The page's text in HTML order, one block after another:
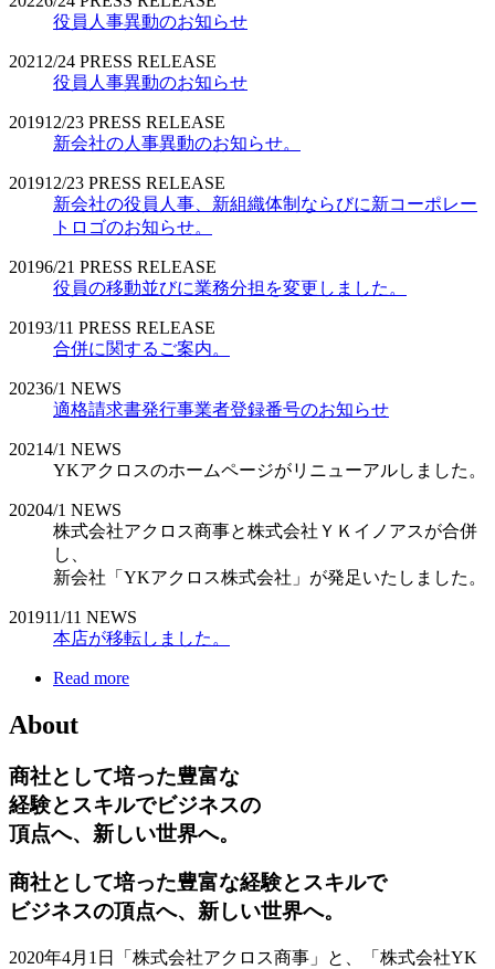
役員人事異動のお知らせ
2021 2/24 PRESS RELEASE
役員人事異動のお知らせ
201912/23 PRESS RELEASE
新会社の人事異動のお知らせ。
201912/23 PRESS RELEASE
新会社の役員人事、新組織体制ならびに新コーポレー
トロゴのお知らせ。
20196/21 PRESS RELEASE
役員の移動並びに業務分担を変更しました。
20193/11 PRESS RELEASE
合併に関するご案内。
20236/1 NEWS
適格請求書発行事業者登録番号のお知らせ
20214/1 NEWS
YKアクロスのホームページがリニューアルしました。
20204/1 NEWS
株式会社アクロス商事と株式会社ＹＫイノアスが合併
し、
新会社「YKアクロス株式会社」が発足いたしました。
201911/11 NEWS
本店が移転しました。
Read more
About
商社として培った豊富な
経験とスキルでビジネスの
頂点へ、新しい世界へ。
商社として培った豊富な経験とスキルで
ビジネスの頂点へ、新しい世界へ。
2020年4月1日「株式会社アクロス商事」と、「株式会社YK